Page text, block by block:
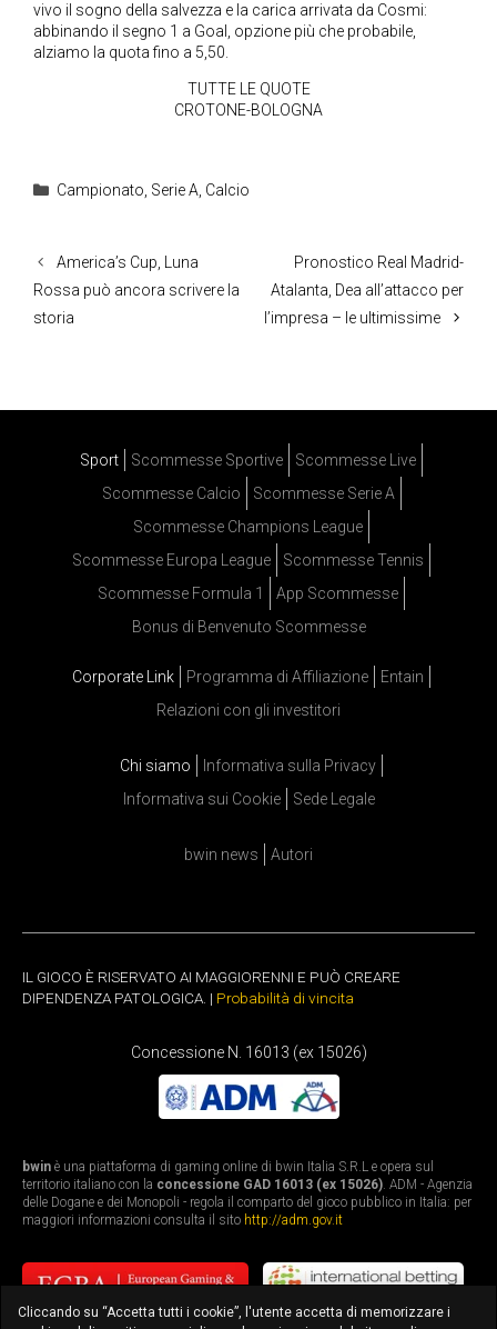
vivo il sogno della salvezza e la carica arrivata da Cosmi:
abbinando il segno 1 a Goal, opzione più che probabile,
alziamo la quota fino a 5,50.
TUTTE LE QUOTE
CROTONE-BOLOGNA
Categorie
Campionato, Serie A, Calcio
America’s Cup, Luna
Rossa può ancora scrivere la
storia
Pronostico Real Madrid-
Atalanta, Dea all’attacco per
l’impresa – le ultimissime
Sport Scommesse Sportive
Scommesse Live
Scommesse Calcio
Scommesse Serie A
Scommesse Champions League
Scommesse Europa League
Scommesse Tennis
Scommesse Formula 1
App Scommesse
Bonus di Benvenuto Scommesse
Corporate Link Programma di Affiliazione
Entain
Relazioni con gli investitori
Chi siamo
Informativa sulla Privacy
Informativa sui Cookie
Sede Legale
bwin news Autori
IL GIOCO È RISERVATO AI MAGGIORENNI E PUÒ CREARE
DIPENDENZA PATOLOGICA. | Probabilità di vincita
Concessione N. 16013 (ex 15026)
bwin è una piattaforma di gaming online di bwin Italia S.R.L e opera sul
territorio italiano con la concessione GAD 16013 (ex 15026). ADM - Agenzia
delle Dogane e dei Monopoli - regola il comparto del gioco pubblico in Italia: per
maggiori informazioni consulta il sito http://adm.gov.it
Cliccando su “Accetta tutti i cookie”, l'utente accetta di memorizzare i